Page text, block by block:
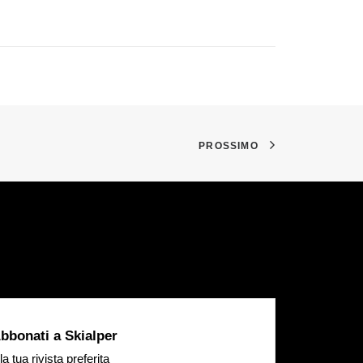
PROSSIMO
a Skialper
la tua rivista preferita